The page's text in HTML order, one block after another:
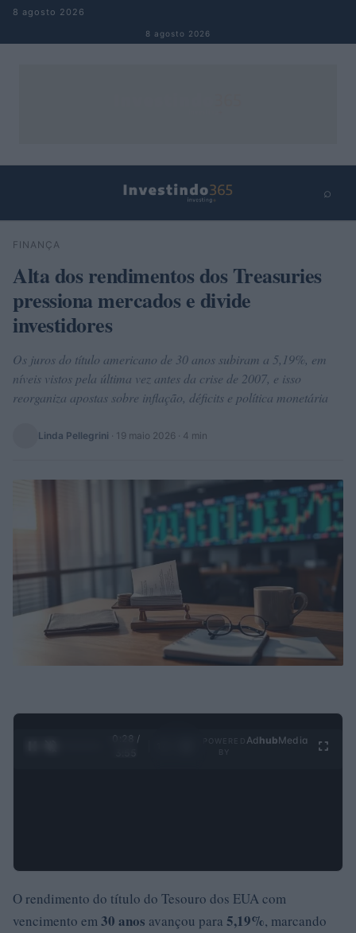
Pular para o conteúdo
8 agosto 2026
8 agosto 2026
⌕
Buscar
FINANÇA
Alta dos rendimentos dos Treasuries
pressiona mercados e divide
investidores
Os juros do título americano de 30 anos subiram a 5,19%, em
níveis vistos pela última vez antes da crise de 2007, e isso
reorganiza apostas sobre inflação, déficits e política monetária
Linda Pellegrini · 19 maio 2026 · 4 min
0:29 /
Ad hubMedia
O rendimento do título do Tesouro dos EUA com
vencimento em30 anos avançou para 5,19%, marcando